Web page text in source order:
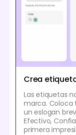
Crea
Las etiquetas
marca. Coloca
un eslogan
Efectivo,
primera